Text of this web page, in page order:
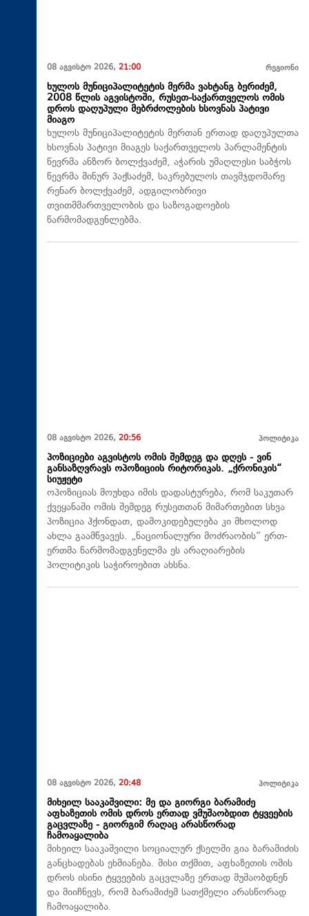
08 აგვისტო 2026, 21:00 რეგიონი
ხულოს მუნიციპალიტეტის მერმა ვახტანგ ბერიძემ,
2008 წლის აგვისტოში, რუსეთ-საქართველოს ომის
დროს დაღუპული მებრძოლების ხსოვნას პატივი
მიაგო
ხულოს მუნიციპალიტეტის მერთან ერთად დაღუპულთა
ხსოვნას პატივი მიაგეს საქართველოს პარლამენტის
წევრმა ანზორ ბოლქვაძემ, აჭარის უმაღლესი საბჭოს
წევრმა მინურ პაქსაძემ, საკრებულოს თავმჯდომარე
რენარ ბოლქვაძემ, ადგილობრივი
თვითმმართველობის და საზოგადოების
წარმომადგენლებმა.
08 აგვისტო 2026, 20:56 პოლიტიკა
პოზიციები აგვისტოს ომის შემდეგ და დღეს - ვინ
განსაზღვრავს ოპოზიციის რიტორიკას. „ქრონიკის“
სიუჟეტი
ოპოზიციას მოუხდა იმის დადასტურება, რომ საკუთარ
ქვეყანაში ომის შემდეგ რუსეთთან მიმართებით სხვა
პოზიცია ჰქონდათ, დამოკიდებულება კი მხოლოდ
ახლა გაამწვავეს. „ნაციონალური მოძრაობის“ ერთ-
ერთმა წარმომადგენელმა ეს არაღიარების
პოლიტიკის საჭიროებით ახსნა.
08 აგვისტო 2026, 20:48 პოლიტიკა
მიხეილ სააკაშვილი: მე და გიორგი ბარამიძე
აფხაზეთის ომის დროს ერთად ვმუშაობდით ტყვეების
გაცვლაზე - გიორგიმ რაღაც არასწორად
ჩამოაყალიბა
მიხეილ სააკაშვილი სოციალურ ქსელში გია ბარამიძის
განცხადებას ეხმიანება. მისი თქმით, აფხაზეთის ომის
დროს ისინი ტყვეების გაცვლაზე ერთად მუშაობდნენ
და მიიჩნევს, რომ ბარამიძემ სათქმელი არასწორად
ჩამოაყალიბა.